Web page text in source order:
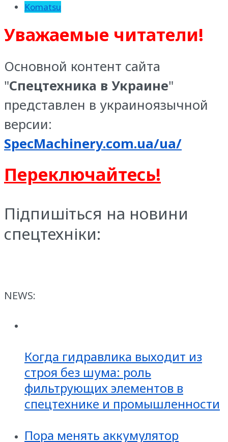
Komatsu
Уважаемые читатели!
Основной контент сайта
"Спецтехника в Украине"
представлен в украиноязычной
версии:
SpecMachinery.com.ua/ua/
Переключайтесь!
Підпишіться на новини
спецтехніки:
NEWS:
Когда гидравлика выходит из
строя без шума: роль
фильтрующих элементов в
спецтехнике и промышленности
Пора менять аккумулятор